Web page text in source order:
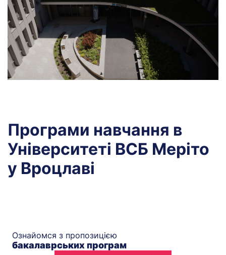
Програми навчання в
Університеті ВСБ Меріто
у Вроцлаві
Ознайомся з пропозицією
бакалаврських програм